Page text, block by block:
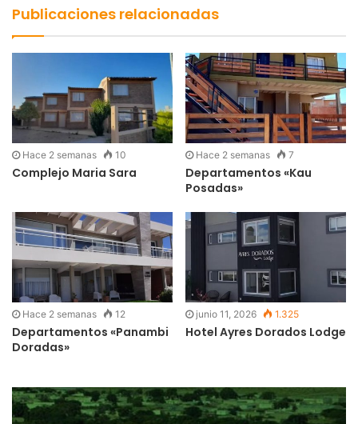
Publicaciones relacionadas
Hace 2 semanas 10
Complejo Maria Sara
Hace 2 semanas 7
Departamentos «Kau
Posadas»
Hace 2 semanas 12
Departamentos «Panambi
Doradas»
junio 11, 2026 1.325
Hotel Ayres Dorados Lodge